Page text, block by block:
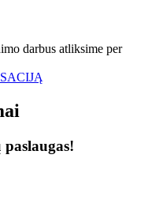
darbus atliksime per